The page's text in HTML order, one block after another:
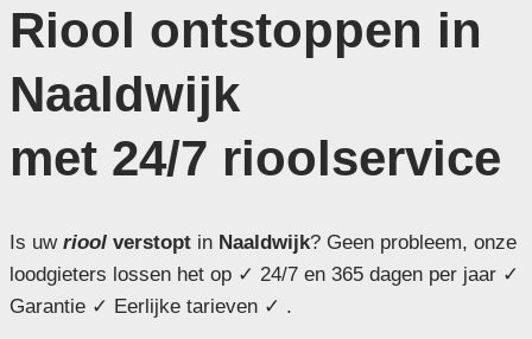
Riool ontstoppen in
Naaldwijk
met 24/7 rioolservice
Is uw rioolverstoptin Naaldwijk? Geen probleem, onze
loodgieters lossen het op ✓ 24/7 en 365 dagen per jaar ✓
Garantie ✓ Eerlijke tarieven ✓ .